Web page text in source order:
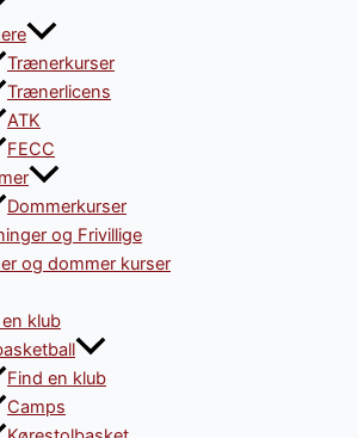
Trænerkurser
Trænerlicens
ATK
FECC
Dommerkurser
og Frivillige
og dommer kurser
klub
Find en klub
Camps